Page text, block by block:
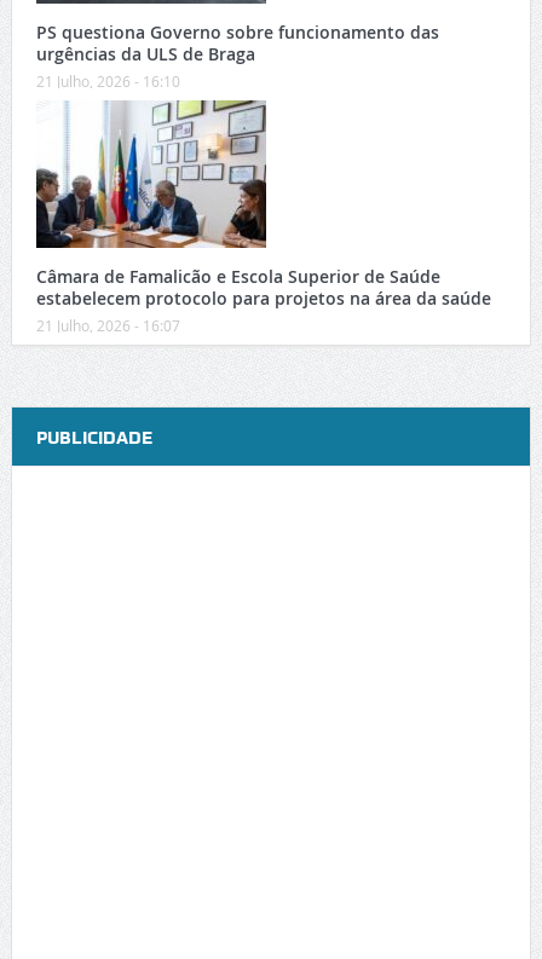
PS questiona Governo sobre funcionamento das
urgências da ULS de Braga
21 Julho, 2026 - 16:10
Câmara de Famalicão e Escola Superior de Saúde
estabelecem protocolo para projetos na área da saúde
21 Julho, 2026 - 16:07
PUBLICIDADE